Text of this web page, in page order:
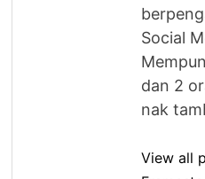
Social
dan 2
nak
View all